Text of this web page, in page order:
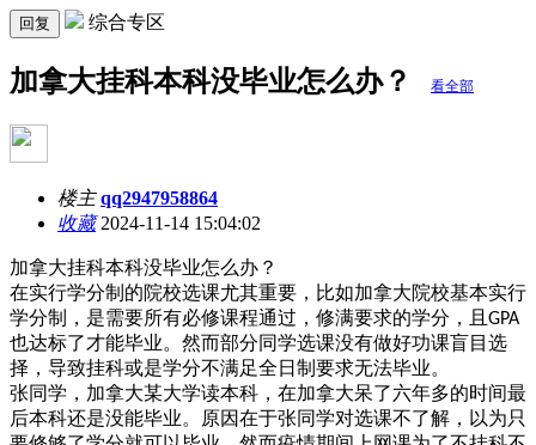
回复 综合专区
加拿大挂科本科没毕业怎么办？ 看全部
楼主 qq2947958864
收藏2024-11-14 15:04:02
加拿大挂科本科没毕业怎么办？
在实行学分制的院校选课尤其重要，比如加拿大院校基本实行
学分制，是需要所有必修课程通过，修满要求的学分，且 GPA
也达标了才能毕业。然而部分同学选课没有做好功课盲目选
择，导致挂科或是学分不满足全日制要求无法毕业。
张同学，加拿大某大学读本科，在加拿大呆了六年多的时间最
后本科还是没能毕业。原因在于张同学对选课不了解，以为只